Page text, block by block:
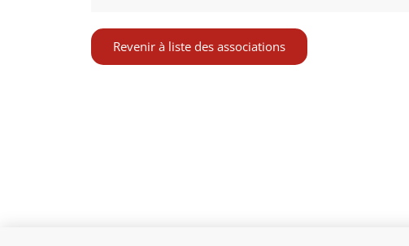
Revenir à liste des associations